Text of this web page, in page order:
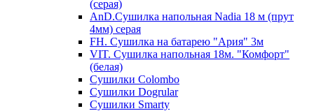
(серая)
AnD.Сушилка напольная Nadia 18 м (прут
4мм) серая
FH. Сушилка на батарею "Ария" 3м
VIT. Сушилка напольная 18м. "Комфорт"
(белая)
Cушилки Colombo
Сушилки Dogrular
Сушилки Smarty